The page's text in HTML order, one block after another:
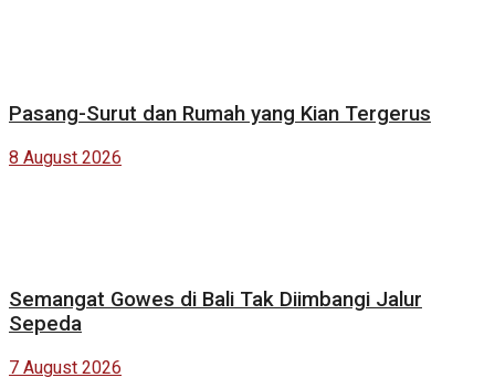
Pasang-Surut dan Rumah yang Kian Tergerus
8 August 2026
Semangat Gowes di Bali Tak Diimbangi Jalur
Sepeda
7 August 2026